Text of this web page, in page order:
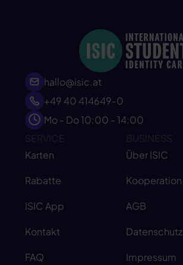
hallo@isic.at
+49 40 414649-0
Mo - Do 10:00 - 14:00
Karten
Rabatte
ISIC App
Kontakt
FAQ
Über ISIC
Kooperation
AGB
Datenschutz
Impressum